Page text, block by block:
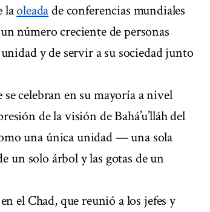
laoleadade conferencias mundiales
número creciente de personas
y de servir a su sociedad junto
celebran en su mayoría a nivel
de la visión de Bahá’u’lláh del
una única unidad — una sola
un solo árbol y las gotas de un
el Chad, que reunió a los jefes y